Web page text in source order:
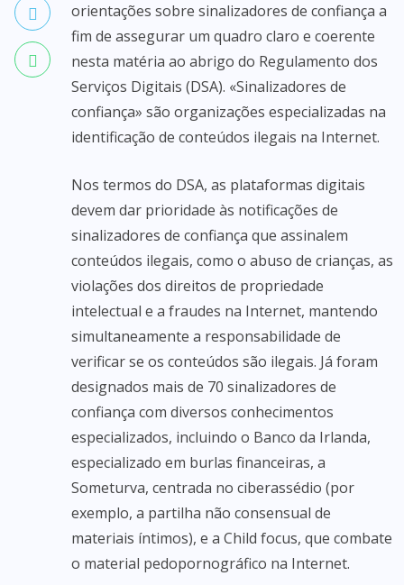
orientações sobre sinalizadores de confiança a
fim de assegurar um quadro claro e coerente
nesta matéria ao abrigo do Regulamento dos
Serviços Digitais (DSA). «Sinalizadores de
confiança» são organizações especializadas na
identificação de conteúdos ilegais na Internet.
Nos termos do DSA, as plataformas digitais
devem dar prioridade às notificações de
sinalizadores de confiança que assinalem
conteúdos ilegais, como o abuso de crianças, as
violações dos direitos de propriedade
intelectual e a fraudes na Internet, mantendo
simultaneamente a responsabilidade de
verificar se os conteúdos são ilegais. Já foram
designados mais de 70 sinalizadores de
confiança com diversos conhecimentos
especializados, incluindo o Banco da Irlanda,
especializado em burlas financeiras, a
Someturva, centrada no ciberassédio (por
exemplo, a partilha não consensual de
materiais íntimos), e a Child focus, que combate
o material pedopornográfico na Internet.